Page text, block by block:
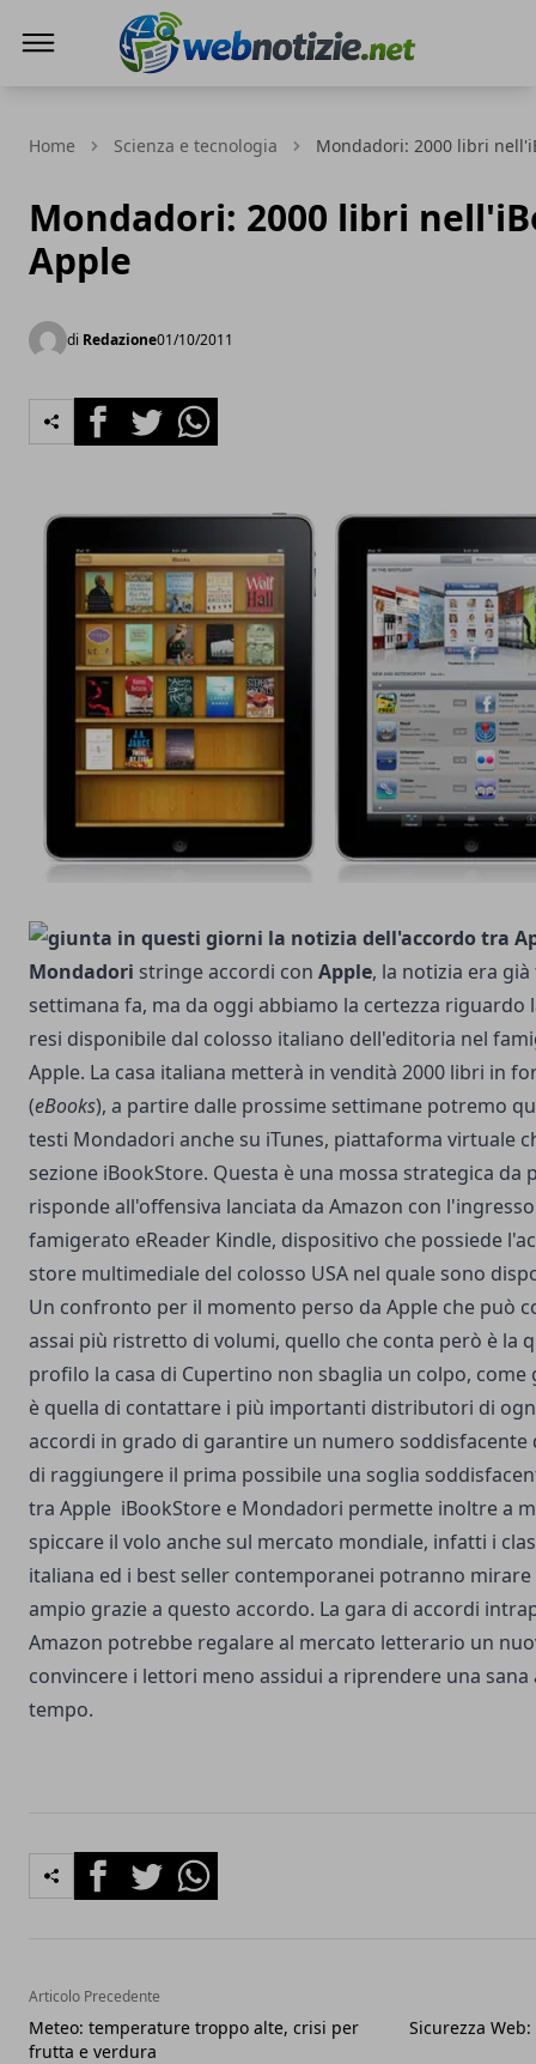
Home Scienza e tecnologia Mondadori: 2000 libri
Mondadori: 2000 libri
Apple
di Redazione01/10/2011
FacebookTwitterWhatsapp
Mondadori stringe accordi con Apple, la notizia era
settimana fa, ma da oggi abbiamo la certezza riguardo
resi disponibile dal colosso italiano dell'editoria nel
Apple. La casa italiana metterà in vendità 2000 libri in
(eBooks), a partire dalle prossime settimane potremo
testi Mondadori anche su iTunes, piattaforma virtuale
sezione iBookStore. Questa è una mossa strategica da
risponde all'offensiva lanciata da Amazon con
famigerato eReader Kindle, dispositivo che possiede
store multimediale del colosso USA nel quale sono
Un confronto per il momento perso da Apple che può
assai più ristretto di volumi, quello che conta però è la
profilo la casa di Cupertino non sbaglia un colpo,
è quella di contattare i più importanti distributori di
accordi in grado di garantire un numero soddisfacente
di raggiungere il prima possibile una soglia
tra Apple iBookStore e Mondadori permette inoltre a
spiccare il volo anche sul mercato mondiale, infatti i
italiana ed i best seller contemporanei potranno
ampio grazie a questo accordo. La gara di accordi
Amazon potrebbe regalare al mercato letterario un
convincere i lettori meno assidui a riprendere una
tempo.
FacebookTwitterWhatsapp
Articolo Precedente
Meteo: temperature troppo alte, crisi per
frutta e verdura
Sicurezza